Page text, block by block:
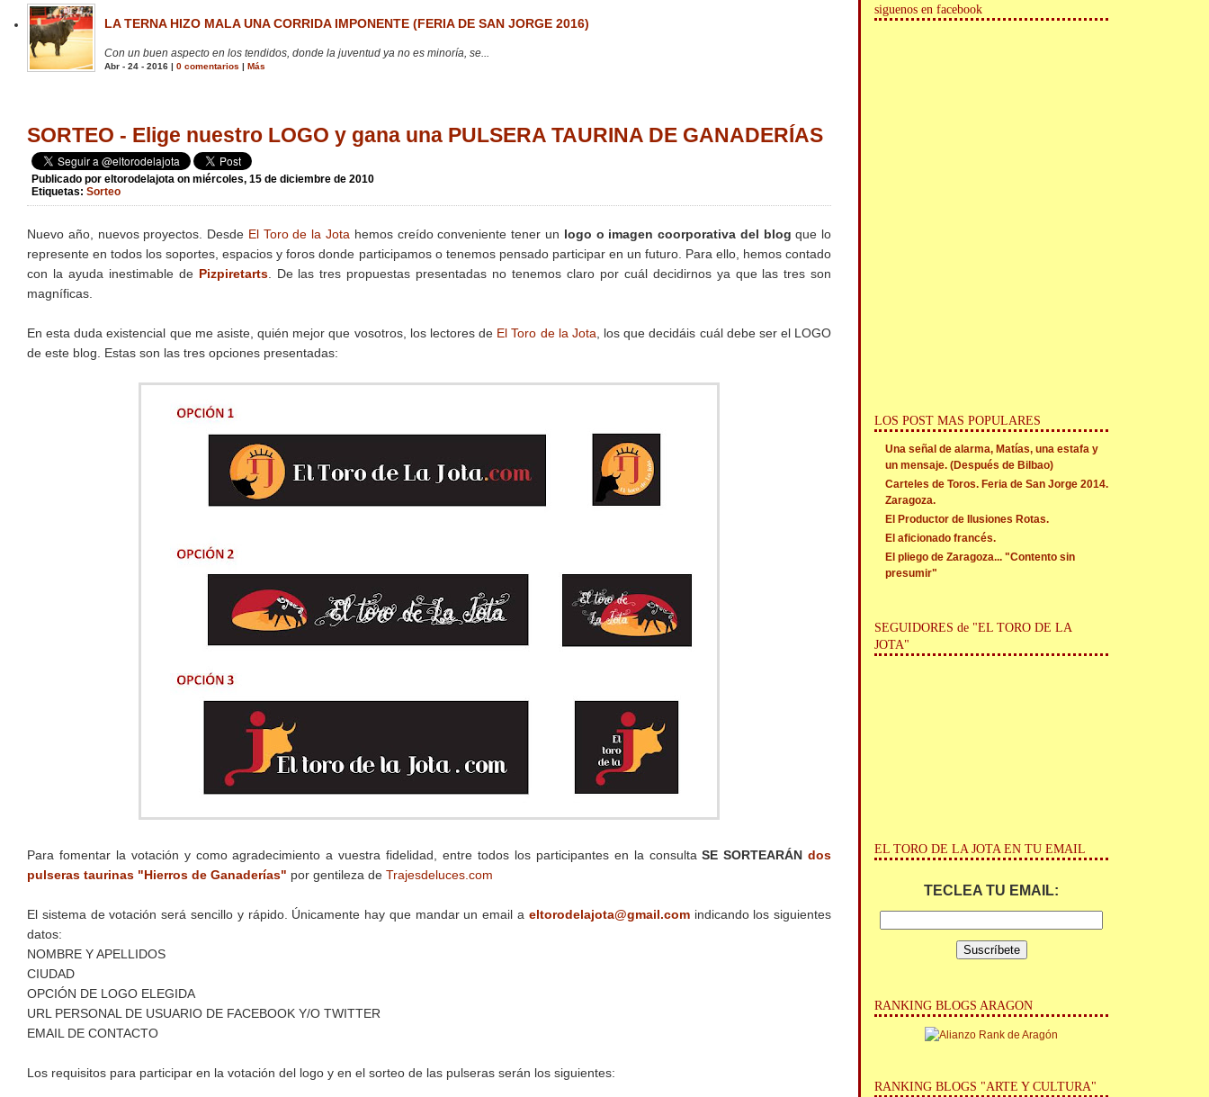
LA TERNA HIZO MALA UNA CORRIDA IMPONENTE (FERIA DE SAN JORGE 2016)
Con un buen aspecto en los tendidos, donde la juventud ya no es minoría, se...
Abr - 24 - 2016 | 0 comentarios Más
SORTEO - Elige nuestro LOGO y gana una PULSERA TAURINA DE GANADERÍAS
Publicado por eltorodelajota on miércoles, 15 de diciembre de 2010
Etiquetas: Sorteo
Nuevo año, nuevos proyectos. Desde El Toro de la Jota hemos creído conveniente tener un logo o imagen coorporativa del blog que lo
represente en todos los soportes, espacios y foros donde participamos o tenemos pensado participar en un futuro. Para ello, hemos contado
con la ayuda inestimable de Pizpiretarts. De las tres propuestas presentadas no tenemos claro por cuál decidirnos ya que las tres son
magníficas.
En esta duda existencial que me asiste, quién mejor que vosotros, los lectores de El Toro de la Jota , los que decidáis cuál debe ser el LOGO
de este blog. Estas son las tres opciones presentadas:
Para fomentar la votación y como agradecimiento a vuestra fidelidad, entre todos los participantes en la consultaSE SORTEARÁNdos
pulseras taurinas "Hierros de Ganaderías" por gentileza de Trajesdeluces.com
El sistema de votación será sencillo y rápido. Únicamente hay que mandar un email a eltorodelajota@gmail.comindicando los siguientes
datos:
NOMBRE Y APELLIDOS
CIUDAD
OPCIÓN DE LOGO ELEGIDA
URL PERSONAL DE USUARIO DE FACEBOOK Y/O TWITTER
EMAIL DE CONTACTO
Los requisitos para participar en la votación del logo y en el sorteo de las pulseras serán los siguientes:
siguenos en facebook
LOS POST MAS POPULARES
Una señal de alarma, Matías, una estafa y
un mensaje. (Después de Bilbao)
Carteles de Toros. Feria de San Jorge 2014.
Zaragoza.
El Productor de Ilusiones Rotas.
El aficionado francés.
El pliego de Zaragoza... "Contento sin
presumir"
SEGUIDORES de "EL TORO DE LA
JOTA"
EL TORO DE LA JOTA EN TU EMAIL
TECLEA TU EMAIL:
RANKING BLOGS ARAGON
RANKING BLOGS "ARTE Y CULTURA"